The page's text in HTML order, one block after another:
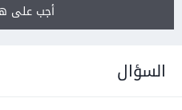
أجب على
السؤال